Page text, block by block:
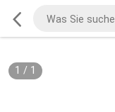
1 / 1